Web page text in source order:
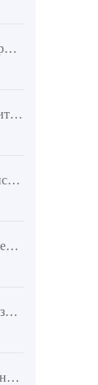
Глобальные тенденции развития рынка самозагружаемых бетономешалочных машин и анализ технических стандартов AIMIX
Повышение эффективности строительных работ: практическое применение автосамосвалов с автоматической загрузкой бетона на крупных и средних объектах
AIMIX AS-4.0 Самозагружающийся бетономешалочный автомобиль: ключевые конструктивные особенности и конкурентные преимущества на международном рынке
Сравнительный анализ: преимущества самозагружающего бетономешалки AIMIX AS-5.5 и традиционного оборудования для смешивания бетона
Повышение эффективности производства бетона: преимущества автосамосвалов с верхней загрузкой в крупных инфраструктурных проектах
AIMIX AS-6.5 с двойной спиральной системой: реальные результаты и отзывы клиентов